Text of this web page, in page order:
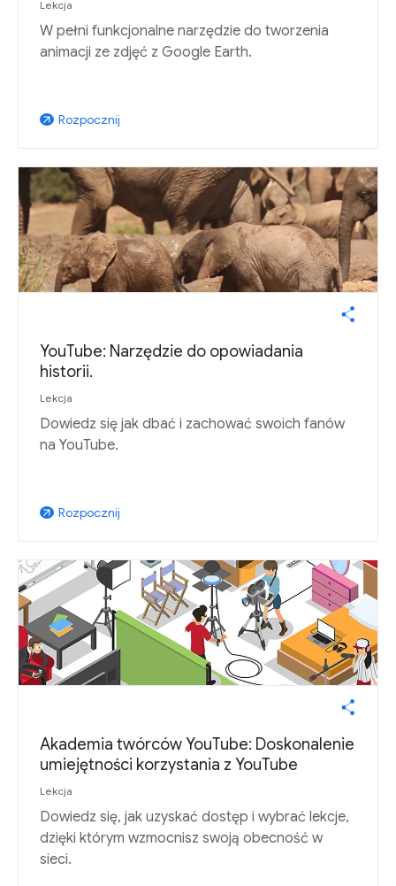
Lekcja
W pełni funkcjonalne narzędzie do tworzenia
animacji ze zdjęć z Google Earth.
arrow_outward Rozpocznij
YouTube: Narzędzie do opowiadania
historii.
Lekcja
Dowiedz się jak dbać i zachować swoich fanów
na YouTube.
arrow_outward Rozpocznij
Akademia twórców YouTube: Doskonalenie
umiejętności korzystania z YouTube
Lekcja
Dowiedz się, jak uzyskać dostęp i wybrać lekcje,
dzięki którym wzmocnisz swoją obecność w
sieci.